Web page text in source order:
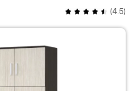
(4.5)